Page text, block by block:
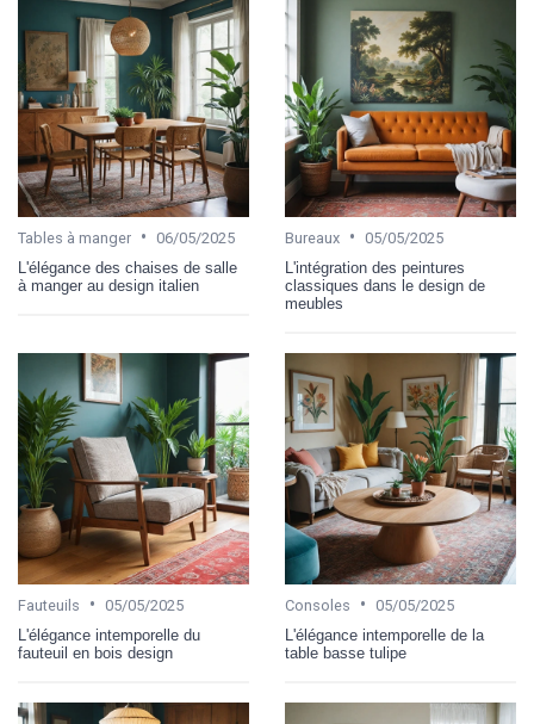
Tables à manger • 06/05/2025
L'élégance des chaises de salle
à manger au design italien
Bureaux • 05/05/2025
L'intégration des peintures
classiques dans le design de
meubles
Fauteuils • 05/05/2025
L'élégance intemporelle du
fauteuil en bois design
Consoles • 05/05/2025
L'élégance intemporelle de la
table basse tulipe